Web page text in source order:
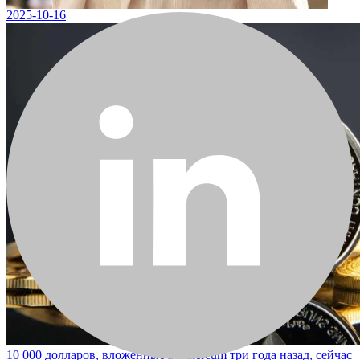
2025-10-16
10 000 долларов, вложенные в Ethereum три года назад, сейчас